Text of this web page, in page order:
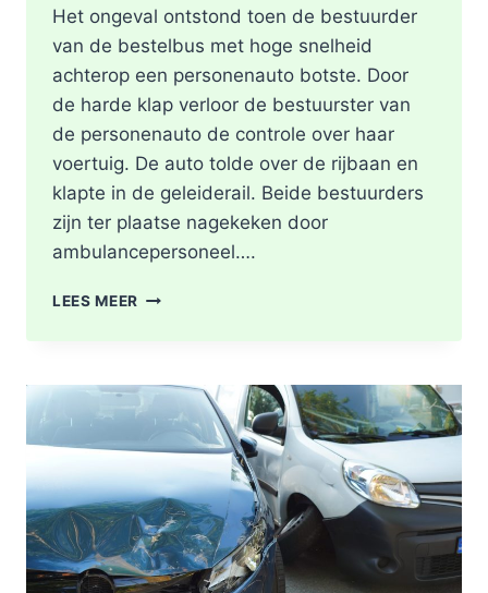
Het ongeval ontstond toen de bestuurder
van de bestelbus met hoge snelheid
achterop een personenauto botste. Door
de harde klap verloor de bestuurster van
de personenauto de controle over haar
voertuig. De auto tolde over de rijbaan en
klapte in de geleiderail. Beide bestuurders
zijn ter plaatse nagekeken door
ambulancepersoneel….
LEES MEER HOOFDRIJBAAN
AFGESLOTEN
NA
ZWAAR
ONGEVAL,
BESTUURDER
AANGEHOUDEN